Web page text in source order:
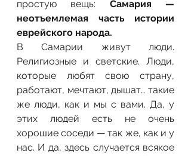
простую вещь: Самария —
неотъемлемая часть истории
еврейского народа.
В Самарии живут люди.
Религиозные и светские. Люди,
которые любят свою страну,
работают, мечтают, дышат… такие
же люди, как и мы с вами. Да, у
этих людей есть не очень
хорошие соседи — так же, как и у
нас. И да, здесь случается всякое